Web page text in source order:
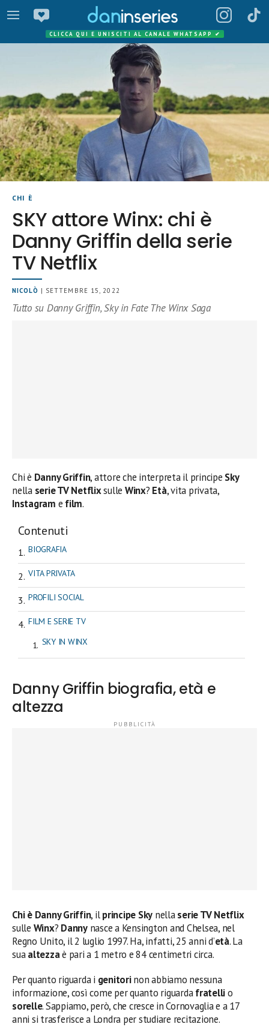
CLICCA QUI E UNISCITI AL CANALE WHATSAPP ✔
CHI È
SKY attore Winx: chi è
Danny Griffin della serie
TV Netflix
NICOLÒ | SETTEMBRE 15, 2022
Tutto su Danny Griffin, Sky in Fate The Winx Saga
Chi è Danny Griffin, attore che interpreta il principe Sky
nella serie TV Netflixsulle Winx? Età, vita privata,
Instagram e film.
Contenuti
BIOGRAFIA
VITA PRIVATA
PROFILI SOCIAL
FILM E SERIE TV
SKY IN WINX
Danny Griffin biografia, età e
altezza
Chi è Danny Griffin, ilprincipe Sky nellaserie TV Netflix
sulle Winx? Dannynasce a Kensington and Chelsea, nel
Regno Unito, il 2 luglio 1997. Ha, infatti, 25 anni d’età. La
suaaltezzaè pari a 1 metro e 84 centimetri circa.
Per quanto riguarda i genitorinon abbiamo nessuna
informazione, così come per quanto riguardafratellio
sorelle. Sappiamo, però, che cresce in Cornovaglia e a 17
anni si trasferisce a Londra per studiare recitazione.